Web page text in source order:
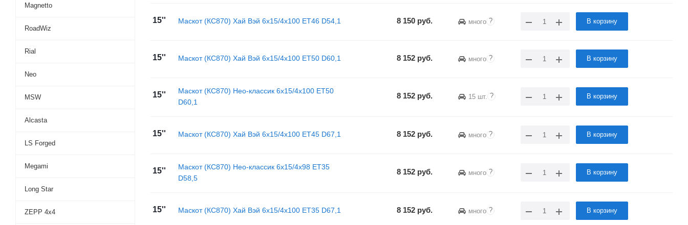
15'' Маскот (КС870) Хай Вэй 6x15/4x100 ET46 D54,1 8 150 руб. много ? В корзину
15'' Маскот (КС870) Хай Вэй 6x15/4x100 ET50 D60,1 8 152 руб. много ? В корзину
15''
Маскот (КС870) Нео-классик 6x15/4x100 ET50
D60,1
8 152 руб. 15 шт. ? В корзину
15'' Маскот (КС870) Хай Вэй 6x15/4x100 ET45 D67,1 8 152 руб. много ? В корзину
15''
Маскот (КС870) Нео-классик 6x15/4x98 ET35
D58,5
8 152 руб. много ? В корзину
15'' Маскот (КС870) Хай Вэй 6x15/4x100 ET35 D67,1 8 152 руб. много ? В корзину
Magnetto
RoadWiz
Rial
Neo
MSW
Alcasta
LS Forged
Megami
Long Star
ZEPP 4х4